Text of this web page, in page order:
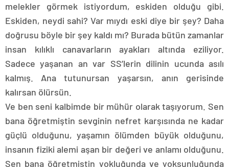
melekler görmek istiyordum, eskiden olduğu gibi.
Eskiden, neydi sahi? Var mıydı eski diye bir şey? Daha
doğrusu böyle bir şey kaldı mı? Burada bütün zamanlar
insan kılıklı canavarların ayakları altında eziliyor.
Sadece yaşanan an var SS’lerin dilinin ucunda asılı
kalmış. Ana tutunursan yaşarsın, anın gerisinde
kalırsan ölürsün.
Ve ben seni kalbimde bir mühür olarak taşıyorum. Sen
bana öğretmiştin sevginin nefret karşısında ne kadar
güçlü olduğunu, yaşamın ölümden büyük olduğunu,
insanın fiziki alemi aşan bir değeri ve anlamı olduğunu.
Sen bana öğretmiştin yokluğunda ve yoksunluğunda